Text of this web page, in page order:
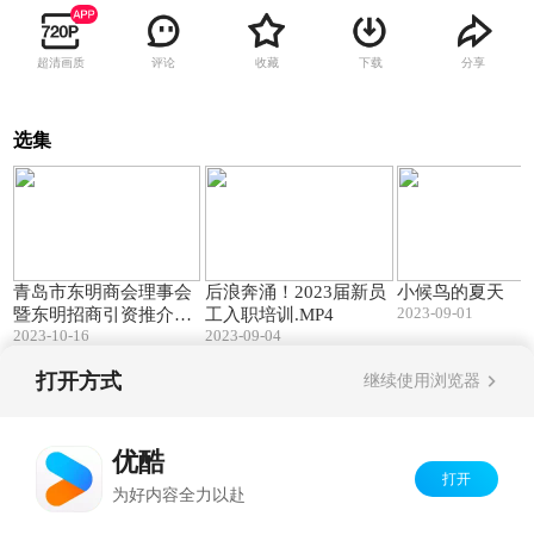
超清画质 评论 收藏 下载 分享
选集
青岛市东明商会理事会
暨东明招商引资推介会
召开
2023-10-16
后浪奔涌！2023届新员
工入职培训.MP4
2023-09-04
小候鸟的夏天
2023-09-01
打开方式 继续使用浏览器
优酷
为好内容全力以赴
打开